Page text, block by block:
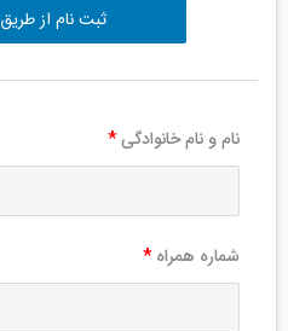
ثبت نام از طریق LinkedIn
نام و نام خانوادگی*
شماره همراه *